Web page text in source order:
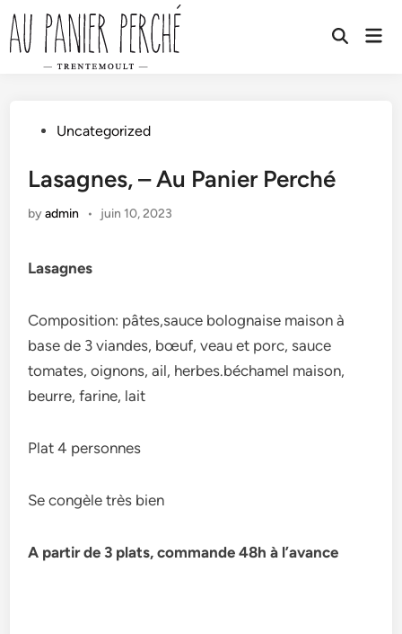
Skip
to
content
Open
PostedUncategorized
Lasagnes, – Au Panier Perché
byadmin • juin 10, 2023
Lasagnes
Composition: pâtes,sauce bolognaise maison à
base de 3 viandes, bœuf, veau et porc, sauce
tomates, oignons, ail, herbes.béchamel maison,
beurre, farine, lait
Plat 4 personnes
Se congèle très bien
A partir de 3 plats, commande 48h à l’avance